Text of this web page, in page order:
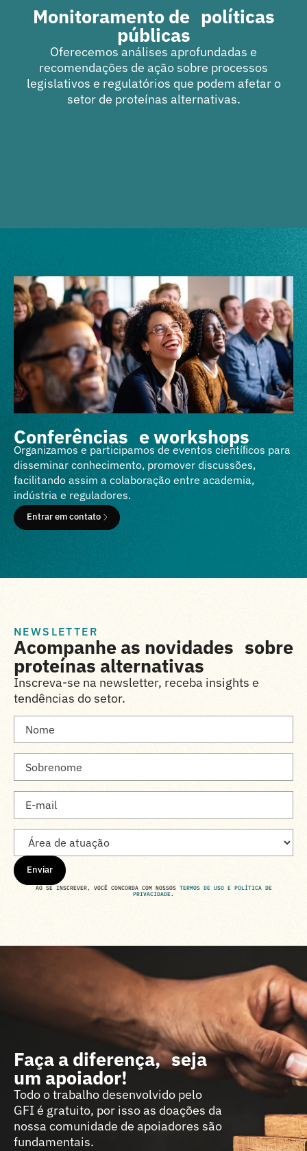
Monitoramento de políticas
públicas
Oferecemos análises aprofundadas e
recomendações de ação sobre processos
legislativos e regulatórios que podem afetar o
setor de proteínas alternativas.
Conferências e workshops
Organizamos e participamos de eventos cientíﬁcos para
disseminar conhecimento, promover discussões,
facilitando assim a colaboração entre academia,
indústria e reguladores.
Entrar em contato
NEWSLETTER
Acompanhe as novidades sobre
proteínas alternativas
Inscreva-se na newsletter, receba insights e
tendências do setor.
Enviar
AO SE INSCREVER, VOCÊ CONCORDA COM NOSSOSTERMOS DE USO E POLÍTICA DE
PRIVACIDADE.
Faça a diferença, seja
um apoiador!
Todo o trabalho desenvolvido pelo
GFI é gratuito, por isso as doações da
nossa comunidade de apoiadores são
fundamentais.